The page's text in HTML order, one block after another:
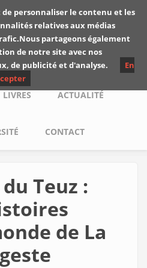
de
LIVRES ACTUALITÉ
CONTACT
Teuz :
de La
personnaliser le contenu et les
relatives aux médias
partageons également
de notre site avec nos
de publicité et d'analyse.
En